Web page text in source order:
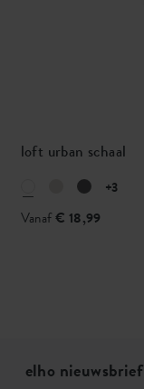
loft urban schaal
+3
Vanaf€ 18,99
elho nieuwsbrief